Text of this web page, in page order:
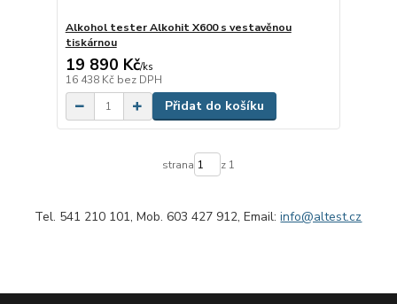
Alkohol tester Alkohit X600 s vestavěnou
tiskárnou
19 890 Kč/ks
16 438 Kč bez DPH
Přidat do košíku
strana z 1
Tel. 541 210 101, Mob. 603 427 912, Email:info@altest.cz